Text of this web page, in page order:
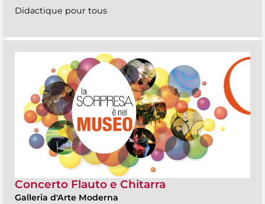
Didactique pour tous
Concerto Flauto e Chitarra
Galleria d'Arte Moderna